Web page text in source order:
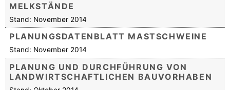
MELKSTÄNDE
Stand: November 2014
PLANUNGSDATENBLATT MASTSCHWEINE
Stand: November 2014
PLANUNG UND DURCHFÜHRUNG VON
LANDWIRTSCHAFTLICHEN BAUVORHABEN